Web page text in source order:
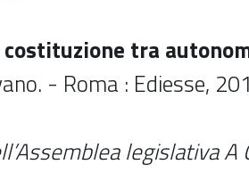
costituzione tra
- Roma : Ediesse,
legislativa A